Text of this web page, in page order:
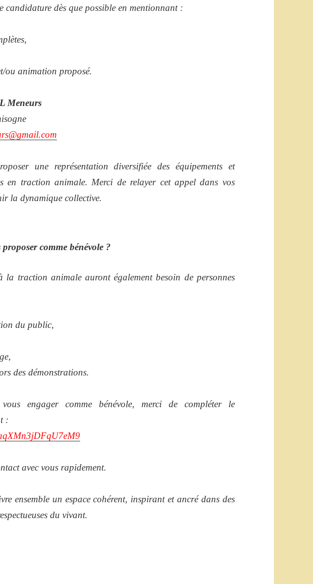
candidature dès que possible en mentionnant :
ou animation proposé.
Meneurs
une représentation diversifiée des équipements et
en traction animale. Merci de relayer cet appel dans vos
la dynamique collective.
comme bénévole ?
la traction animale auront également besoin de personnes
du public,
des démonstrations.
engager comme bénévole, merci de compléter le
:
avec vous rapidement.
ensemble un espace cohérent, inspirant et ancré dans des
du vivant.